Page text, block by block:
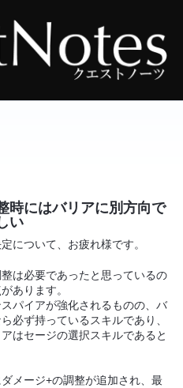
時にはバリアに別方向で
い
について、お疲れ様です。
は必要であったと思っているの
あります。
パイアが強化されるものの、バ
必ず持っているスキルであり、
はセージの選択スキルであると
メージ+の調整が追加され、最